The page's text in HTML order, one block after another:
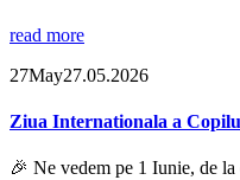
read more
27May27.05.2026
Ziua Internationala a
🎉 Ne vedem pe 1 Iunie, de